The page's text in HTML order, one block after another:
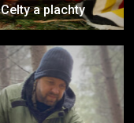
Celty a plachty